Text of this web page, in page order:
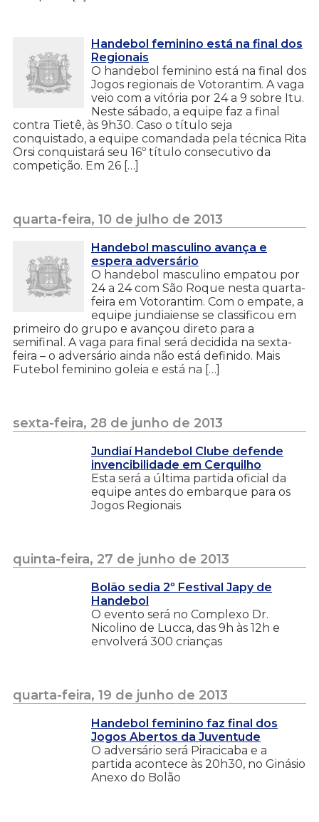
Handebol feminino está na final dos
Regionais
O handebol feminino está na final dos
Jogos regionais de Votorantim. A vaga
veio com a vitória por 24 a 9 sobre Itu.
Neste sábado, a equipe faz a final
contra Tietê, às 9h30. Caso o título seja
conquistado, a equipe comandada pela técnica Rita
Orsi conquistará seu 16º título consecutivo da
competição. Em 26 […]
quarta-feira, 10 de julho de 2013
Handebol masculino avança e
espera adversário
O handebol masculino empatou por
24 a 24 com São Roque nesta quarta-
feira em Votorantim. Com o empate, a
equipe jundiaiense se classificou em
primeiro do grupo e avançou direto para a
semifinal. A vaga para final será decidida na sexta-
feira – o adversário ainda não está definido. Mais
Futebol feminino goleia e está na […]
sexta-feira, 28 de junho de 2013
Jundiaí Handebol Clube defende
invencibilidade em Cerquilho
Esta será a última partida oficial da
equipe antes do embarque para os
Jogos Regionais
quinta-feira, 27 de junho de 2013
Bolão sedia 2º Festival Japy de
Handebol
O evento será no Complexo Dr.
Nicolino de Lucca, das 9h às 12h e
envolverá 300 crianças
quarta-feira, 19 de junho de 2013
Handebol feminino faz final dos
Jogos Abertos da Juventude
O adversário será Piracicaba e a
partida acontece às 20h30, no Ginásio
Anexo do Bolão